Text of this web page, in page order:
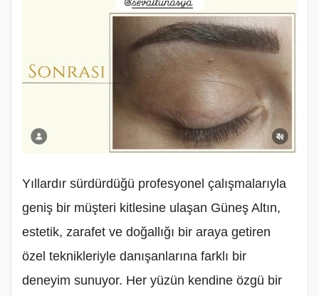
Yıllardır sürdürdüğü profesyonel çalışmalarıyla
geniş bir müşteri kitlesine ulaşan Güneş Altın,
estetik, zarafet ve doğallığı bir araya getiren
özel teknikleriyle danışanlarına farklı bir
deneyim sunuyor. Her yüzün kendine özgü bir